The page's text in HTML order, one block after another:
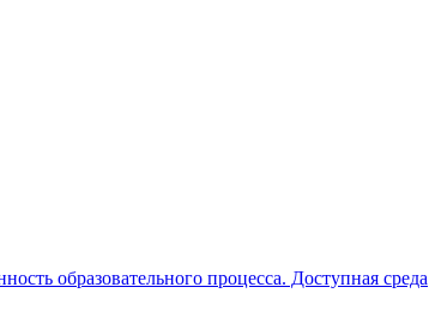
образовательного процесса. Доступная среда